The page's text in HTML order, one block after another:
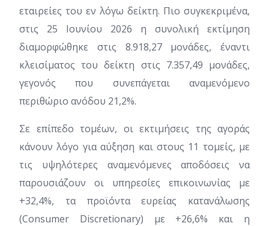
εταιρείες του εν λόγω δείκτη. Πιο συγκεκριμένα,
στις 25 Ιουνίου 2026 η συνολική εκτίμηση
διαμορφώθηκε στις 8.918,27 μονάδες, έναντι
κλεισίματος του δείκτη στις 7.357,49 μονάδες,
γεγονός που συνεπάγεται αναμενόμενο
περιθώριο ανόδου 21,2%.
Σε επίπεδο τομέων, οι εκτιμήσεις της αγοράς
κάνουν λόγο για αύξηση και στους 11 τομείς, με
τις υψηλότερες αναμενόμενες αποδόσεις να
παρουσιάζουν οι υπηρεσίες επικοινωνίας με
+32,4%, τα προϊόντα ευρείας κατανάλωσης
(Consumer Discretionary) με +26,6% και η